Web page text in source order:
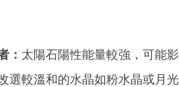
： 太陽石陽性能量較強，可能影
選較溫和的水晶如粉水晶或月光